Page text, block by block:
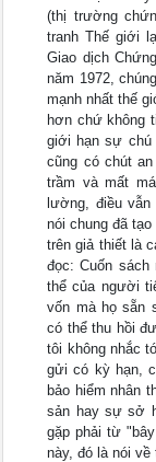
(thị trường
tranh Thế giới
Giao dịch
năm 1972,
mạnh nhất thế
hơn chứ không
giới hạn sự chú
cũng có chút
trầm và mất
lường, điều
nói chung đã
trên giả thiết là
đọc: Cuốn
thể của người
vốn mà họ sẵn
có thể thu hồi
tôi không nhắc
gửi có kỳ hạn,
bảo hiểm nhân
sản hay sự sở
gặp phải từ
này, đó là nói về